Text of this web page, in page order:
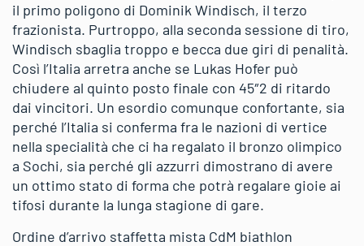
il primo poligono di Dominik Windisch, il terzo
frazionista. Purtroppo, alla seconda sessione di tiro,
Windisch sbaglia troppo e becca due giri di penalità.
Così l’Italia arretra anche se Lukas Hofer può
chiudere al quinto posto finale con 45″2 di ritardo
dai vincitori. Un esordio comunque confortante, sia
perché l’Italia si conferma fra le nazioni di vertice
nella specialità che ci ha regalato il bronzo olimpico
a Sochi, sia perché gli azzurri dimostrano di avere
un ottimo stato di forma che potrà regalare gioie ai
tifosi durante la lunga stagione di gare.
Ordine d’arrivo staffetta mista CdM biathlon